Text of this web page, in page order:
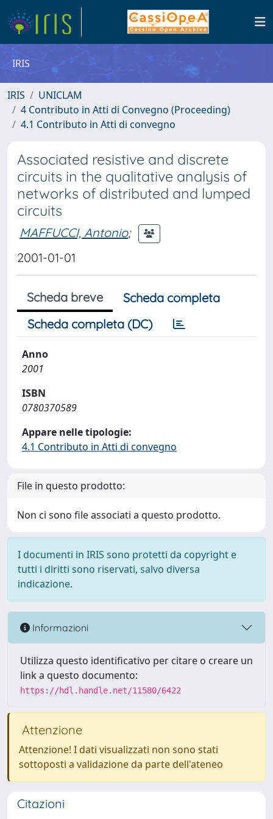
IRIS
IRIS
UNICLAM
4 Contributo in Atti di Convegno (Proceeding)
4.1 Contributo in Atti di convegno
Associated resistive and discrete
circuits in the qualitative analysis of
networks of distributed and lumped
circuits
MAFFUCCI, Antonio;
2001-01-01
Scheda breve
Scheda completa
Scheda completa (DC)
Anno
2001
ISBN
0780370589
Appare nelle tipologie:
4.1 Contributo in Atti di convegno
File in questo prodotto:
Non ci sono file associati a questo prodotto.
I documenti in IRIS sono protetti da copyright e
tutti i diritti sono riservati, salvo diversa
indicazione.
Informazioni
Utilizza questo identificativo per citare o creare un
link a questo documento:
https://hdl.handle.net/11580/6422
Attenzione
Attenzione! I dati visualizzati non sono stati
sottoposti a validazione da parte dell'ateneo
Citazioni